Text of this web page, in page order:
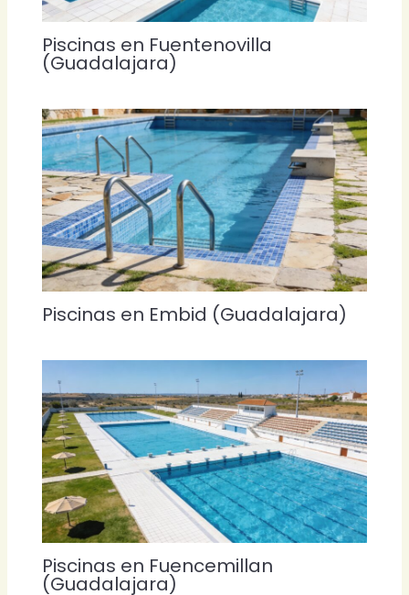
Piscinas en Fuentenovilla
(Guadalajara)
Piscinas en Embid (Guadalajara)
Piscinas en Fuencemillan
(Guadalajara)